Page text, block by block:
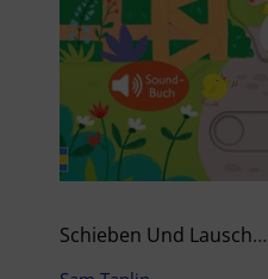
Schieben Und Lauschen: Bauernhoftiere